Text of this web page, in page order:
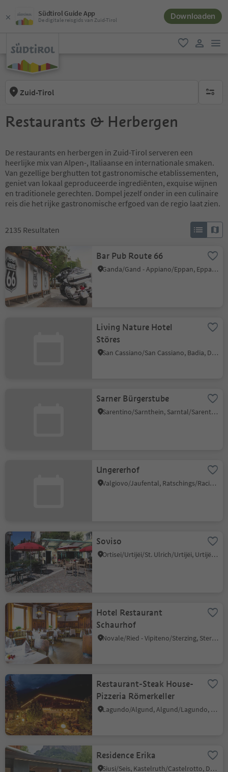
Südtirol Guide App
De digitale reisgids van Zuid-Tirol Downloaden
favoriet
Zuid-Tirol geen
Restaurants & Herbergen
De restaurants en herbergen in Zuid-Tirol serveren een
heerlijke mix van Alpen-, Italiaanse en internationale smaken.
Van gezellige berghutten tot gastronomische etablissementen,
geniet van lokaal geproduceerde ingrediënten, exquise wijnen
en traditionele gerechten. Dompel jezelf onder in een culinaire
reis die het rijke gastronomische erfgoed van de regio laat zien.
2135 Resultaten
Bar Pub Route 66
Ganda/Gand - Appiano/Eppan, Eppan an der Weinstaße/Appiano sulla Strada del Vino, Alto Adige Wine Road
Living Nature Hotel
Störes
San Cassiano/San Cassiano, Badia, Dolomites Region Alta Badia
Sarner Bürgerstube
Sarentino/Sarnthein, Sarntal/Sarentino, Bolzano/Bozen and environs
Ungererhof
Valgiovo/Jaufental, Ratschings/Racines, Sterzing/Vipiteno and environs
Soviso
Ortisei/Urtijëi/St. Ulrich/Urtijëi, Urtijëi/Ortisei, Dolomites Region Val Gardena
Hotel Restaurant
Schaurhof
Novale/Ried - Vipiteno/Sterzing, Sterzing/Vipiteno, Sterzing/Vipiteno and environs
Restaurant-Steak House-
Pizzeria Römerkeller
Lagundo/Algund, Algund/Lagundo, Meran/Merano and environs
Residence Erika
Siusi/Seis, Kastelruth/Castelrotto, Dolomites Region Seiser Alm